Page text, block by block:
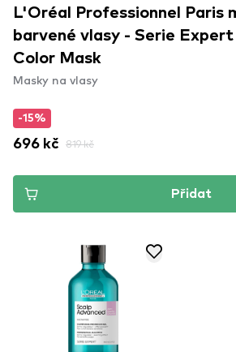
L'Oréal Professionnel Paris
barvené vlasy - Serie
Color Mask
Masky na vlasy
-15%
696 kč 819 kč
Přidat